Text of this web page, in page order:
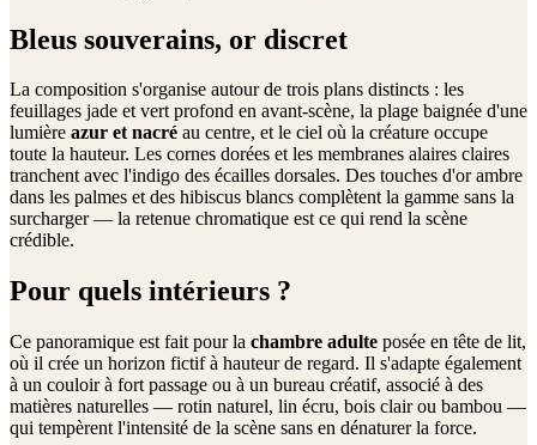
Bleus souverains, or discret
La composition s'organise autour de trois plans distincts : les
feuillages jade et vert profond en avant-scène, la plage baignée d'une
lumière azur et nacré au centre, et le ciel où la créature occupe
toute la hauteur. Les cornes dorées et les membranes alaires claires
tranchent avec l'indigo des écailles dorsales. Des touches d'or ambre
dans les palmes et des hibiscus blancs complètent la gamme sans la
surcharger — la retenue chromatique est ce qui rend la scène
crédible.
Pour quels intérieurs ?
Ce panoramique est fait pour la chambre adulte posée en tête de lit,
où il crée un horizon fictif à hauteur de regard. Il s'adapte également
à un couloir à fort passage ou à un bureau créatif, associé à des
matières naturelles — rotin naturel, lin écru, bois clair ou bambou —
qui tempèrent l'intensité de la scène sans en dénaturer la force.